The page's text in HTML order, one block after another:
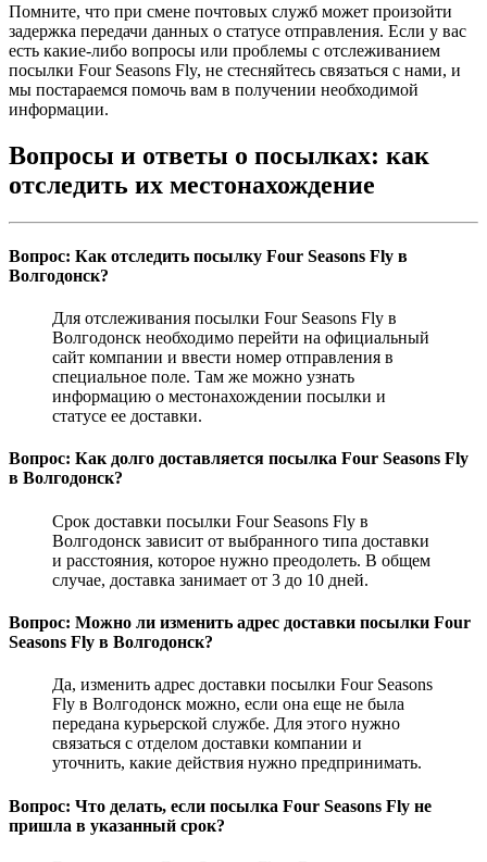
Помните, что при смене почтовых служб может произойти
задержка передачи данных о статусе отправления. Если у вас
есть какие-либо вопросы или проблемы с отслеживанием
посылки Four Seasons Fly, не стесняйтесь связаться с нами, и
мы постараемся помочь вам в получении необходимой
информации.
Вопросы и ответы о посылках: как
отследить их местонахождение
Вопрос: Как отследить посылку Four Seasons Fly в
Волгодонск?
Для отслеживания посылки Four Seasons Fly в
Волгодонск необходимо перейти на официальный
сайт компании и ввести номер отправления в
специальное поле. Там же можно узнать
информацию о местонахождении посылки и
статусе ее доставки.
Вопрос: Как долго доставляется посылка Four Seasons Fly
в Волгодонск?
Срок доставки посылки Four Seasons Fly в
Волгодонск зависит от выбранного типа доставки
и расстояния, которое нужно преодолеть. В общем
случае, доставка занимает от 3 до 10 дней.
Вопрос: Можно ли изменить адрес доставки посылки Four
Seasons Fly в Волгодонск?
Да, изменить адрес доставки посылки Four Seasons
Fly в Волгодонск можно, если она еще не была
передана курьерской службе. Для этого нужно
связаться с отделом доставки компании и
уточнить, какие действия нужно предпринимать.
Вопрос: Что делать, если посылка Four Seasons Fly не
пришла в указанный срок?